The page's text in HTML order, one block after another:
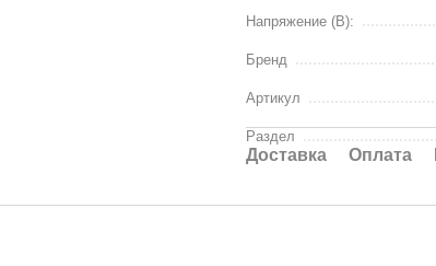
Напряжение (В):
Бренд
Артикул
Раздел
Доставка Оплата